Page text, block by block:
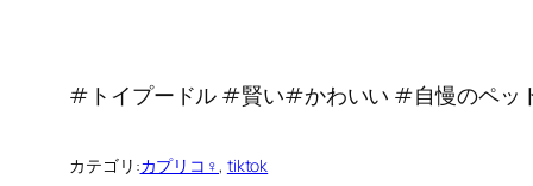
#トイプードル #賢い#かわいい #自慢のペッ
カテゴリ:カプリコ♀, tiktok